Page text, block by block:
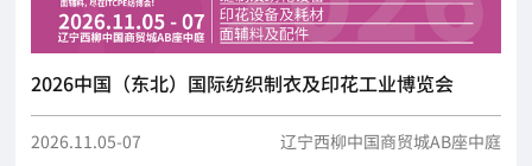
2026中国（东北）国际纺织制衣及印花工业博览会
2026.11.05-07 辽宁西柳中国商贸城AB座中庭